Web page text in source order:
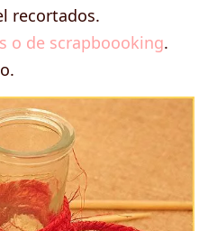
recortados.
o de scrapboooking.